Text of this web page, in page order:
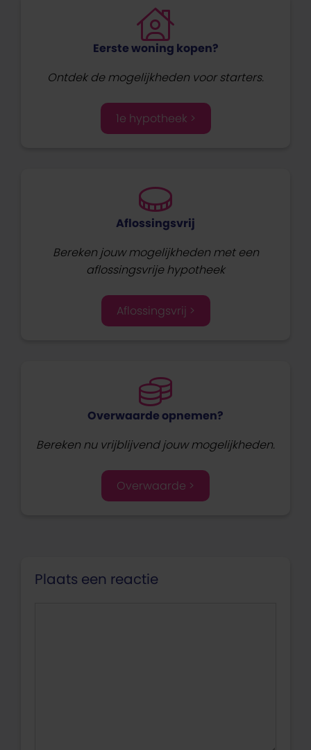
Eerste woning kopen?
Ontdek de mogelijkheden voor starters.
1e hypotheek >
Aflossingsvrij
Bereken jouw mogelijkheden met een
aflossingsvrije hypotheek
Aflossingsvrij >
Overwaarde opnemen?
Bereken nu vrijblijvend jouw mogelijkheden.
Overwaarde >
Plaats een reactie